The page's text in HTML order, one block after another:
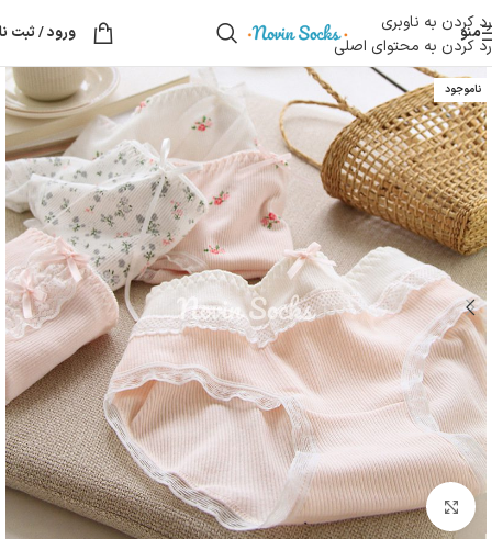
رد کردن به ناوبری
رد کردن به محتوای اصلی
منو ورود / ثبت
ناموجود
بزرگنمایی تصویر